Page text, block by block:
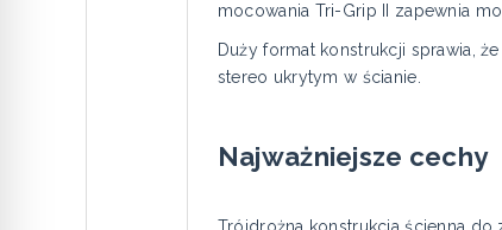
mocowania Tri-Grip II zapewnia
Duży format konstrukcji sprawia,
stereo ukrytym w ścianie.
Najważniejsze cechy